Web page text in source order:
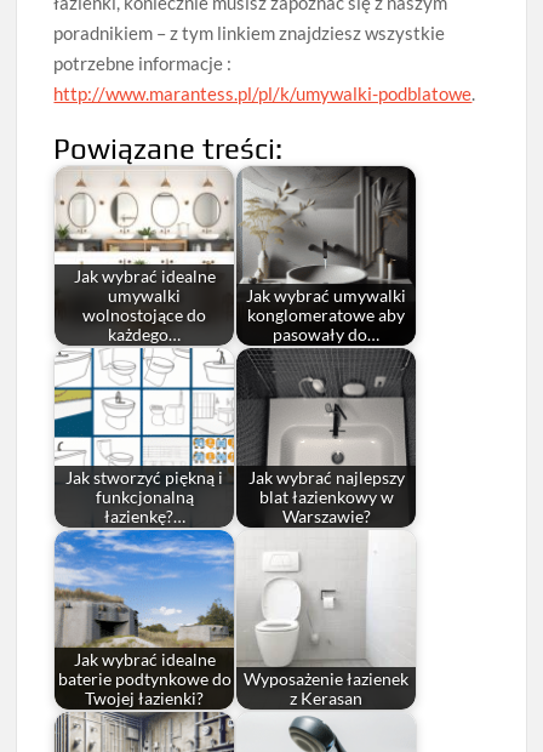
poradnikiem – z tym linkiem znajdziesz wszystkie
potrzebne informacje :
http://www.marantess.pl/pl/k/umywalki-podblatowe.
Powiązane treści:
Jak wybrać idealne
umywalki
wolnostojące do
każdego…
Jak wybrać umywalki
konglomeratowe aby
pasowały do…
Jak stworzyć piękną i
funkcjonalną
łazienkę?…
Jak wybrać najlepszy
blat łazienkowy w
Warszawie?
Jak wybrać idealne
baterie podtynkowe do
Twojej łazienki?
Wyposażenie łazienek
z Kerasan